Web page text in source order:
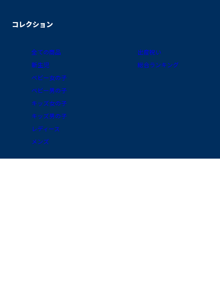
コレクション
全ての商品
新生児
ベビー女の子
ベビー男の子
キッズ女の子
キッズ男の子
レディース
メンズ
出産祝い
総合ランキング